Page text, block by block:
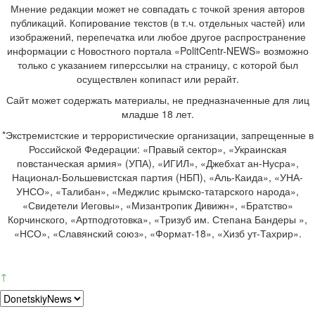
Мнение редакции может не совпадать с точкой зрения авторов
публикаций. Копирование текстов (в т.ч. отдельных частей) или
изображений, перепечатка или любое другое распространение
информации с Новостного портала «PolitCentr-NEWS» возможно
только с указанием гиперссылки на страницу, с которой был
осуществлен копипаст или рерайт.
Сайт может содержать материалы, не предназначенные для лиц
младше 18 лет.
*Экстремистские и террористические организации, запрещенные в
Российской Федерации: «Правый сектор», «Украинская
повстанческая армия» (УПА), «ИГИЛ», «Джебхат ан-Нусра»,
Национал-Большевистская партия (НБП), «Аль-Каида», «УНА-
УНСО», «Талибан», «Меджлис крымско-татарского народа»,
«Свидетели Иеговы», «Мизантропик Дивижн», «Братство»
Корчинского, «Артподготовка», «Тризуб им. Степана Бандеры »,
«НСО», «Славянский союз», «Формат-18», «Хизб ут-Тахрир».
↑